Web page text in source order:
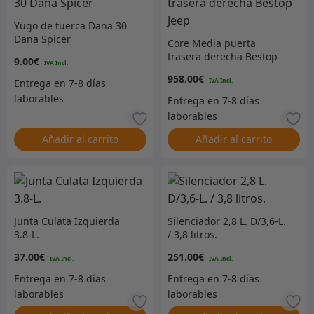
Yugo de tuerca Dana 30
Dana Spicer
9.00€
Añadir al carrito
Core Media puerta
trasera derecha Bestop
958.00€
Añadir al carrito
Junta Culata Izquierda
3.8-L.
37.00€
Silenciador 2,8 L. D/3,6-L.
/ 3,8 litros.
251.00€